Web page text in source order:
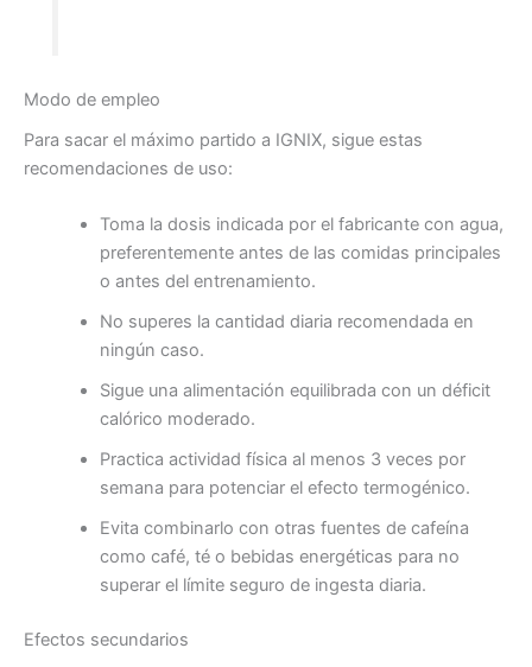
Modo de empleo
Para sacar el máximo partido a IGNIX, sigue estas
recomendaciones de uso:
Toma la dosis indicada por el fabricante con agua,
preferentemente antes de las comidas principales
o antes del entrenamiento.
No superes la cantidad diaria recomendada en
ningún caso.
Sigue una alimentación equilibrada con un déficit
calórico moderado.
Practica actividad física al menos 3 veces por
semana para potenciar el efecto termogénico.
Evita combinarlo con otras fuentes de cafeína
como café, té o bebidas energéticas para no
superar el límite seguro de ingesta diaria.
Efectos secundarios